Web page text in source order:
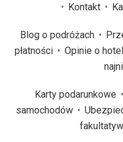
Kontakt
Blog o podróżach
płatności
Opinie o
Karty podarunkowe
samochodów